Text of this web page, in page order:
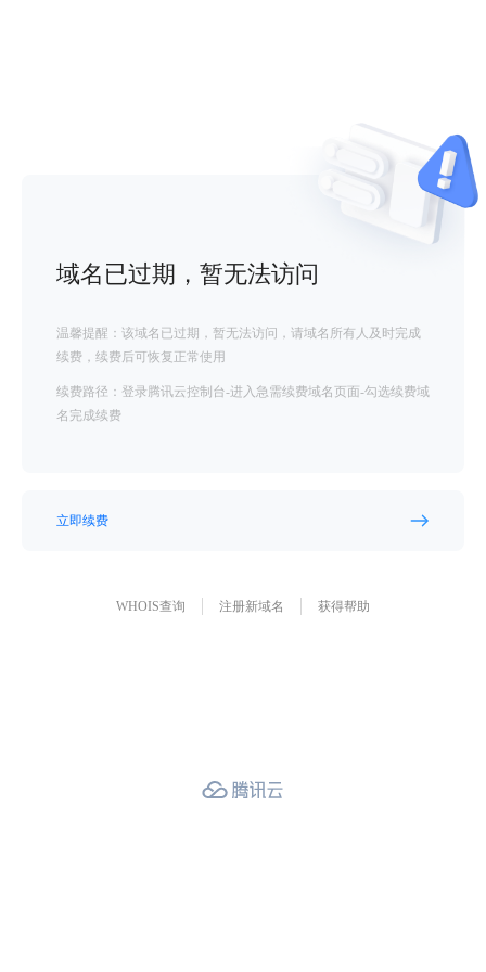
域名已过期，暂无法访问
温馨提醒：该域名已过期，暂无法访问，请域名所有人及时完成
续费，续费后可恢复正常使用
续费路径：登录腾讯云控制台-进入急需续费域名页面-勾选续费域
名完成续费
立即续费
WHOIS查询 注册新域名 获得帮助